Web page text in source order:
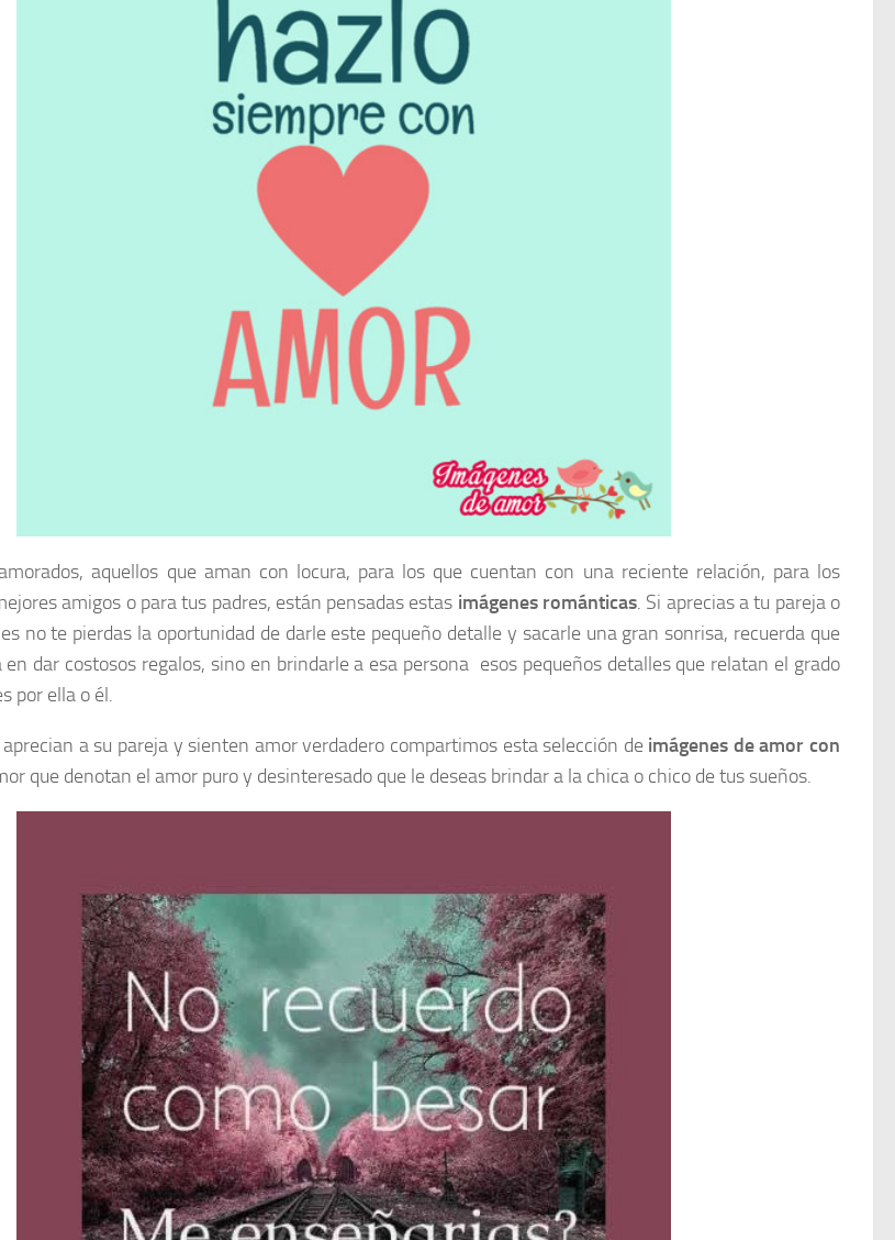
aquellos que aman con locura, para los que cuentan con una reciente relación, para los
amigos o para tus padres, están pensadas estas imágenes románticas. Si aprecias a tu pareja o
no te pierdas la oportunidad de darle este pequeño detalle y sacarle una gran sonrisa, recuerda que
dar costosos regalos, sino en brindarle a esa persona esos pequeños detalles que relatan el grado
por ella o él.
a su pareja y sienten amor verdadero compartimos esta selección de imágenes de amor con
que denotan el amor puro y desinteresado que le deseas brindar a la chica o chico de tus sueños.